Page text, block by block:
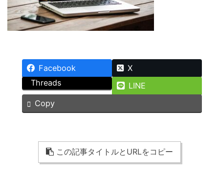
Facebook
X
Threads
LINE
Copy
この記事タイトルとURLをコピー